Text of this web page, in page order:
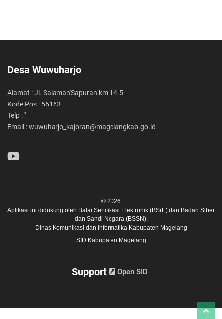
Desa Wuwuharjo
Alamat : Jl. Salaman'Sapuran km 14.5
Kode Pos : 56163
Telp : ''
Email : wuwuharjo_kajoran@magelangkab.go.id
© 2026
Aplikasi ini didukung oleh Balai Sertifikasi Elektronik (BSrE) dan Badan Siber
dan Sandi Negara (BSSN).
Dinas Komunikasi dan Informatika Kabupaten Magelang
SID Kabupaten Magelang
Support Open SID